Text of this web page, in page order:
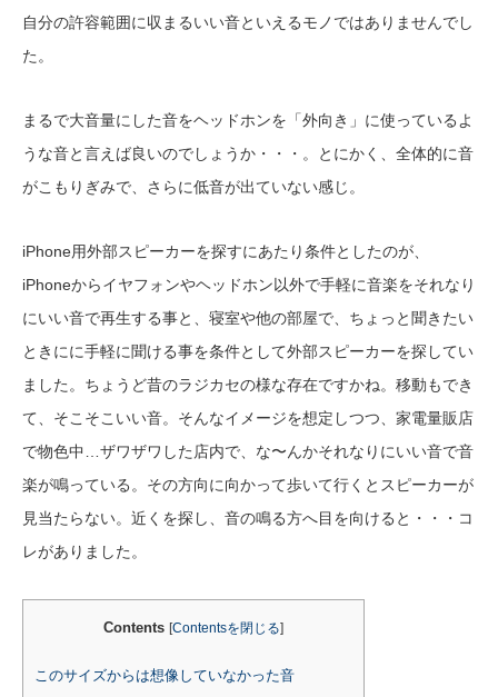
自分の許容範囲に収まるいい音といえるモノではありませんでし
た。
まるで大音量にした音をヘッドホンを「外向き」に使っているよ
うな音と言えば良いのでしょうか・・・。とにかく、全体的に音
がこもりぎみで、さらに低音が出ていない感じ。
iPhone用外部スピーカーを探すにあたり条件としたのが、
iPhoneからイヤフォンやヘッドホン以外で手軽に音楽をそれなり
にいい音で再生する事と、寝室や他の部屋で、ちょっと聞きたい
ときにに手軽に聞ける事を条件として外部スピーカーを探してい
ました。ちょうど昔のラジカセの様な存在ですかね。移動もでき
て、そこそこいい音。そんなイメージを想定しつつ、家電量販店
で物色中…ザワザワした店内で、な〜んかそれなりにいい音で音
楽が鳴っている。その方向に向かって歩いて行くとスピーカーが
見当たらない。近くを探し、音の鳴る方へ目を向けると・・・コ
レがありました。
Contents [Contentsを閉じる]
このサイズからは想像していなかった音